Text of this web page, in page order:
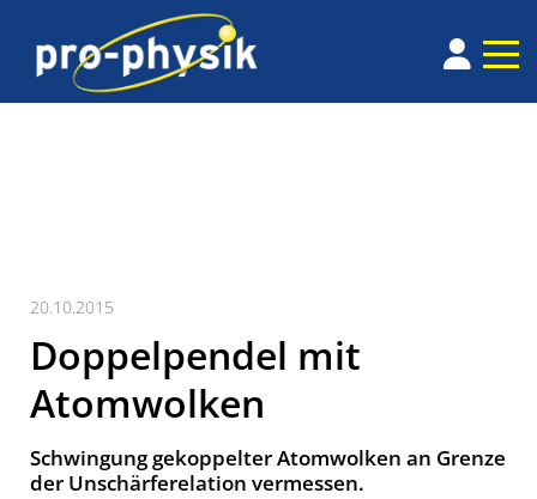
20.10.2015
Doppelpendel mit
Atomwolken
Schwingung gekoppelter Atomwolken an Grenze
der Unschärferelation vermessen.